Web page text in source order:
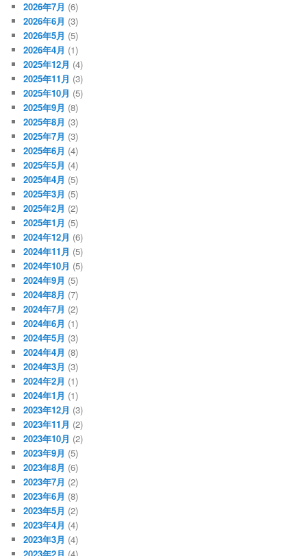
2026年7月 (6)
2026年6月 (3)
2026年5月 (5)
2026年4月 (1)
2025年12月 (4)
2025年11月 (3)
2025年10月 (5)
2025年9月 (8)
2025年8月 (3)
2025年7月 (3)
2025年6月 (4)
2025年5月 (4)
2025年4月 (5)
2025年3月 (5)
2025年2月 (2)
2025年1月 (5)
2024年12月 (6)
2024年11月 (5)
2024年10月 (5)
2024年9月 (5)
2024年8月 (7)
2024年7月 (2)
2024年6月 (1)
2024年5月 (3)
2024年4月 (8)
2024年3月 (3)
2024年2月 (1)
2024年1月 (1)
2023年12月 (3)
2023年11月 (2)
2023年10月 (2)
2023年9月 (5)
2023年8月 (6)
2023年7月 (2)
2023年6月 (8)
2023年5月 (2)
2023年4月 (4)
2023年3月 (4)